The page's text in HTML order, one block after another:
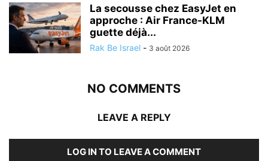
La secousse chez EasyJet en
approche : Air France-KLM
guette déjà...
Rak Be Israel - 3 août 2026
NO COMMENTS
LEAVE A REPLY
LOG IN TO LEAVE A COMMENT